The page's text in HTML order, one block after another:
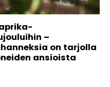
–
on tarjolla
ansioista